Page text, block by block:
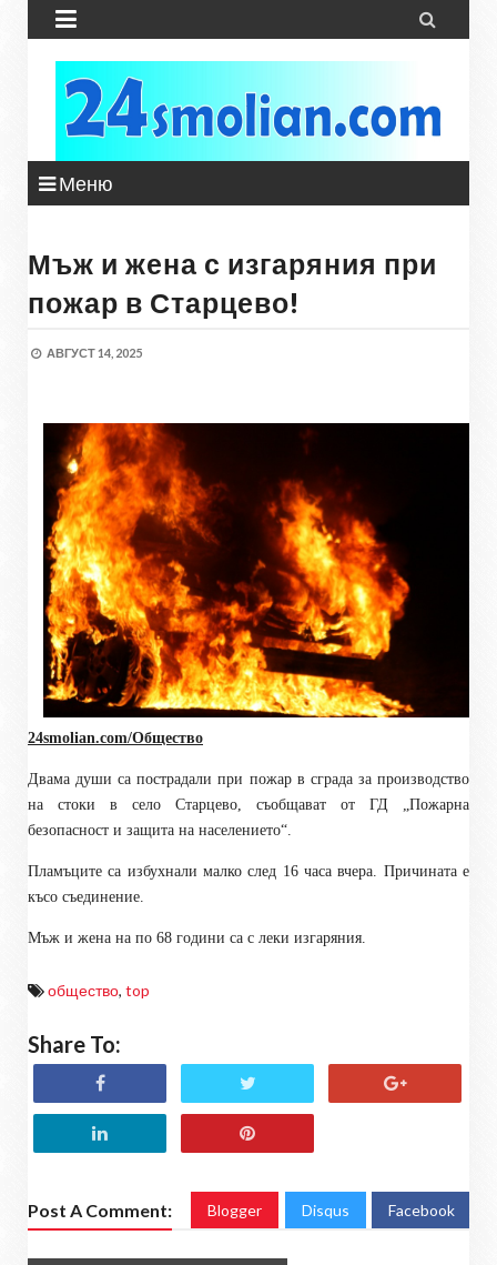
 
Меню
Мъж и жена с изгаряния при
пожар в Старцево!
АВГУСТ 14, 2025
24smolian.com/Общество
Двама души са пострадали при пожар в сграда за производство
на стоки в село Старцево, съобщават от ГД „Пожарна
безопасност и защита на населението“.
Пламъците са избухнали малко след 16 часа вчера. Причината е
късо съединение.
Мъж и жена на по 68 години са с леки изгаряния.
общество, top
Share To:
Post A Comment: Blogger Disqus Facebook